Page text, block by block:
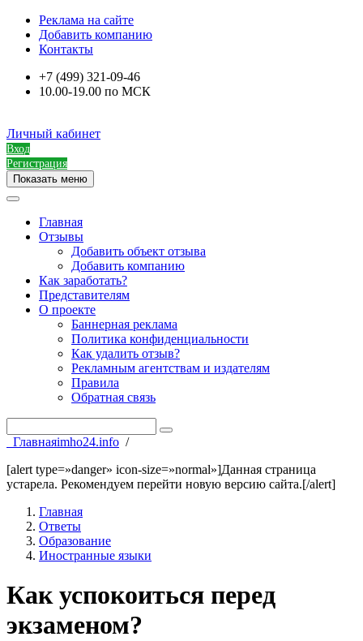
Реклама на сайте
Добавить компанию
Контакты
+7 (499) 321-09-46
10.00-19.00 по МСК
Личный кабинет
Вход
Регистрация
Показать меню
Главная
Отзывы
Добавить объект отзыва
Добавить компанию
Как заработать?
Представителям
О проекте
Баннерная реклама
Политика конфиденциальности
Как удалить отзыв?
Рекламным агентствам и издателям
Правила
Обратная связь
Главнаяimho24.info /
[alert type=»danger» icon-size=»normal»]Данная страница
устарела. Рекомендуем перейти новую версию сайта.[/alert]
Главная
Ответы
Образование
Иностранные языки
Как успокоиться перед
экзаменом?